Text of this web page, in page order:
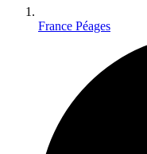
France Péages